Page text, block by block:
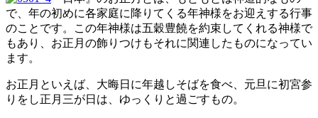
で、年の初めに各家庭に降りてくる年神様をお迎えする行事
のことです。この年神様は五穀豊饒を約束してくれる神様で
もあり、お正月の飾りつけもそれに関連したものになってい
ます。
お正月といえば、大晦日に年越しそばを食べ、元旦に初宮参
りをし正月三が日は、ゆっくりと過ごすもの。